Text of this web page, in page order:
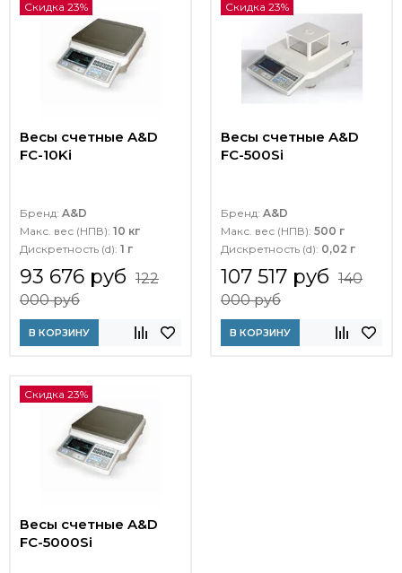
Скидка 23%
Весы счетные A&D
FC-10Ki
Бренд: A&D
Макс. вес (НПВ): 10 кг
Дискретность (d): 1 г
93 676 руб 122
000 руб
В КОРЗИНУ
Скидка 23%
Весы счетные A&D
FC-500Si
Бренд: A&D
Макс. вес (НПВ): 500 г
Дискретность (d): 0,02 г
107 517 руб 140
000 руб
В КОРЗИНУ
Скидка 23%
Весы счетные A&D
FC-5000Si